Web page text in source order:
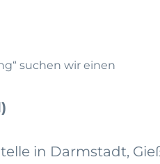
suchen wir einen
in Darmstadt,